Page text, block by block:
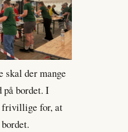
skal der mange
bordet. I
frivillige for, at